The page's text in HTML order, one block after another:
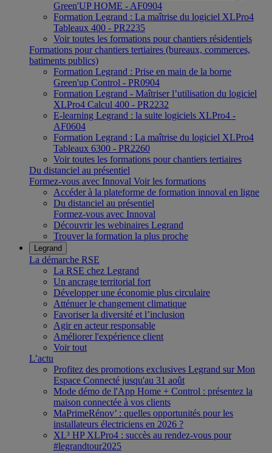
Green'UP HOME - AF0904
Formation Legrand : La maîtrise du logiciel XLPro4
Tableaux 400 - PR2235
Voir toutes les formations pour chantiers résidentiels
Formations pour chantiers tertiaires (bureaux, commerces,
batiments publics)
Formation Legrand : Prise en main de la borne
Green'up Control - PR0904
Formation Legrand - Maîtriser l’utilisation du logiciel
XLPro4 Calcul 400 - PR2232
E-learning Legrand : la suite logiciels XLPro4 -
AF0604
Formation Legrand : La maîtrise du logiciel XLPro4
Tableaux 6300 - PR2260
Voir toutes les formations pour chantiers tertiaires
Du distanciel au présentiel
Formez-vous avec Innoval Voir les formations
Accéder à la plateforme de formation innoval en ligne
Du distanciel au présentiel
Formez-vous avec Innoval
Découvrir les webinaires Legrand
Trouver la formation la plus proche
Legrand
La démarche RSE
La RSE chez Legrand
Un ancrage territorial fort
Développer une économie plus circulaire
Atténuer le changement climatique
Favoriser la diversité et l’inclusion
Agir en acteur responsable
Améliorer l'expérience client
Voir tout
L’actu
Profitez des promotions exclusives Legrand sur Mon
Espace Connecté jusqu'au 31 août
Mode démo de l'App Home + Control : présentez la
maison connectée à vos clients
MaPrimeRénov’ : quelles opportunités pour les
installateurs électriciens en 2026 ?
XL³ HP XLPro4 : succès au rendez-vous pour
#legrandtour2025